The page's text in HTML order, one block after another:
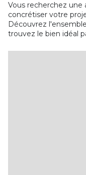
Vous recherchez une
concrétiser votre
Découvrez
trouvez le bien idéal